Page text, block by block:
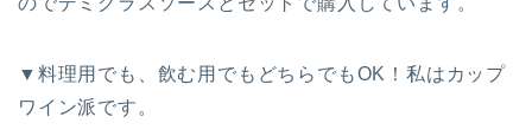
▼料理用でも、飲む用でもどちらでもOK！私はカップ
ワイン派です。